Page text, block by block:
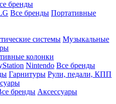
бренды
Все бренды Портативные
системы Музыкальные
колонки
Nintendo Все бренды
Гарнитуры Рули, педали, КПП
бренды Аксессуары